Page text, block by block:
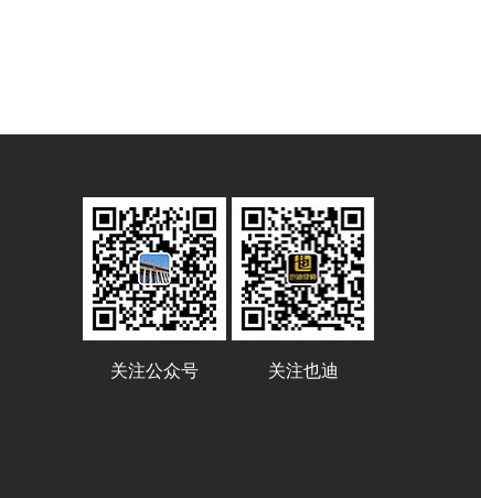
关注公众号 关注也迪